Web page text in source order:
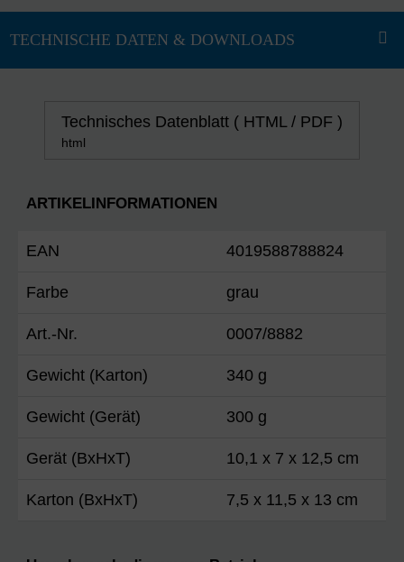
Technisches Datenblatt ( HTML / PDF )
html
ARTIKELINFORMATIONEN
EAN 4019588788824
Farbe grau
Art.-Nr. 0007/8882
Gewicht (Karton) 340 g
Gewicht (Gerät) 300 g
Gerät (BxHxT) 10,1 x 7 x 12,5 cm
Karton (BxHxT) 7,5 x 11,5 x 13 cm